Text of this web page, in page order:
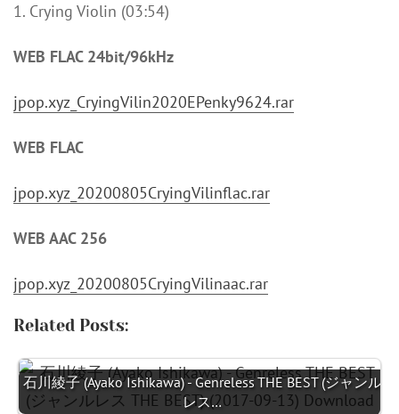
1. Crying Violin (03:54)
WEB FLAC 24bit/96kHz
jpop.xyz_CryingVilin2020EPenky9624.rar
WEB FLAC
jpop.xyz_20200805CryingVilinflac.rar
WEB AAC 256
jpop.xyz_20200805CryingVilinaac.rar
Related Posts:
石川綾子 (Ayako Ishikawa) - Genreless THE BEST (ジャンル
レス…